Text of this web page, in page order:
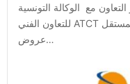
مع الوكالة التونسية
للتعاون الفني ATCT تلقت الوكالة الوطنية للتشغيل والعمل المستقل
عروض…